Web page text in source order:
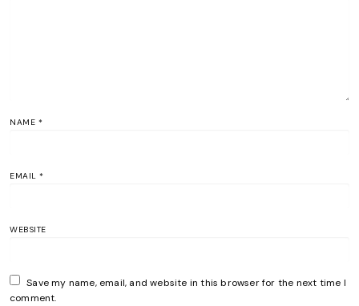
NAME *
EMAIL *
WEBSITE
Save my name, email, and website in this browser for the next time I
comment.